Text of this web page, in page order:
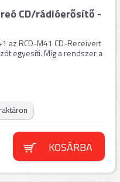
CD/rádióerősítő -
az RCD-M41 CD-Receivert
egyesíti. Míg a rendszer a
raktáron
KOSÁRBA